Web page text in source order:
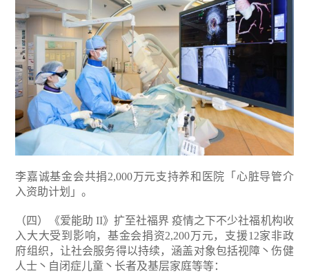
李嘉诚基金会共捐2,000万元支持养和医院「心脏导管介
入资助计划」。
（四）《爱能助 II》扩至社福界 疫情之下不少社福机构收
入大大受到影响，基金会捐资2,200万元，支援12家非政
府组织，让社会服务得以持续，涵盖对象包括视障丶伤健
人士丶自闭症儿童丶长者及基层家庭等等：